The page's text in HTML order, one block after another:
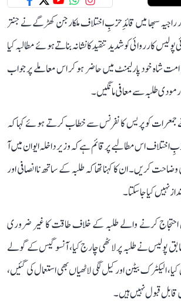
راجیہ سبھا میں قائدِ حزبِ اختلاف ملکارجن کھڑگے نے جنتر
کارروائی کو شدید تنقید کا نشانہ بناتے ہوئے مطالبہ کیا
شاہ خود پارلیمنٹ میں حاضر ہو کر اس معاملے پر جواب
مودی طلبہ سے معافی مانگیں۔
کو پریس کانفرنس سے خطاب کرتے ہوئے کہا کہ
حزبِ اختلاف اس مطالبے پر قائم ہے کہ وزیر داخلہ ایوان میں آ
وضاحت کریں۔ ان کا کہنا تھا کہ طلبہ کے ساتھ ناانصافی اور
نہیں کیا جا سکتا۔
کرنے والے طلبہ کے خلاف طاقت کا غیر ضروری
پولیس نے طلبہ پر لاٹھی چارج کیا، آنسو گیس کے گولے
الیکٹرک بیٹن اور کیل لگی لاٹھیاں بھی استعمال کی گئیں،
قابل قبول نہیں ہیں۔